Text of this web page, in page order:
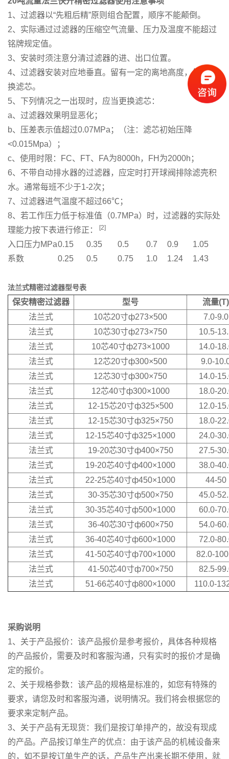
1、过滤器以“先粗后精”原则组合配置，顺序不能颠倒。
2、实际通过过滤器的压缩空气流量、压力及温度不能超过
铭牌规定值。
3、安装时须注意分清过滤器的进、出口位置。
4、过滤器安装对应地垂直。留有一定的离地高度，便于调
换滤芯。
5、下列情况之一出现时，应当更换滤芯：
a、过滤器效果明显恶化；
b、压差表示值超过0.07MPa；（注：滤芯初始压降
<0.015Mpa）；
c、使用时限：FC、FT、FA为8000h，FH为2000h；
6、不带自动排水器的过滤器，应定时打开球阀排除滤壳积
水。通常每班不少于1-2次；
7、过滤器进气温度不超过66℃；
8、若工作压力低于标准值（0.7MPa）时，过滤器的实际处
理能力按下表进行修正：
[2]
入口压力MPa0.15 0.35 0.5 0.7 0.9
1.05
系数
0.25 0.5 0.75 1.0 1.24 1.43
法兰式精密过滤器型号表
保安精密过滤器 型号
流量(T)
法兰式
10芯20寸ф273×500
7.0-9.0
法兰式
10芯30寸ф273×750
10.5-
法兰式
10芯40寸ф273×1000
14.0-
法兰式
12芯20寸ф300×500
9.0-
法兰式
12芯30寸ф300×750
14.0-
法兰式
12芯40寸ф300×1000
18.0-
法兰式
12-15芯20寸ф325×500
12.0-
法兰式
12-15芯30寸ф325×750
18.0-
法兰式
12-15芯40寸ф325×1000
24.0-
法兰式
19-20芯30寸ф400×750
27.5-
法兰式
19-20芯40寸ф400×1000
38.0-
法兰式
22-25芯40寸ф450×1000
44-50
法兰式
30-35芯30寸ф500×750
45.0-
法兰式
30-35芯40寸ф500×1000
60.0-
法兰式
36-40芯30寸ф600×750
54.0-
法兰式
36-40芯40寸ф600×1000
72.0-
法兰式
41-50芯40寸ф700×1000
82.0-
法兰式
41-50芯40寸ф700×750
82.5-
法兰式
51-66芯40寸ф800×1000 110.0-
采购说明
1、关于产品报价：该产品报价是参考报价，具体各种规格
的产品报价，需要及时和客服沟通，只有实时的报价才是确
定的报价。
2、关于规格参数：该产品的规格是标准的，如您有特殊的
要求，请您及时和客服沟通，说明情况。我们将会根据您的
要求来定制产品。
3、关于产品有无现货：我们是按订单排产的，故没有现成
的产品。产品按订单生产的优点：由于该产品的机械设备来
的，如不是按订单生产的话，产品生产出来长期不使用，就